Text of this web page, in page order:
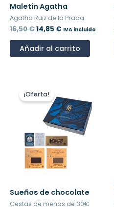
Maletín Agatha
Agatha Ruiz de la Prada
16,50€14,85 € IVA incluido
Añadir al carrito
Sueños de chocolate
Cestas de menos de 30€
precio
original
era:
32,50 €.
actual
es:
29,25 €.
¡Oferta!